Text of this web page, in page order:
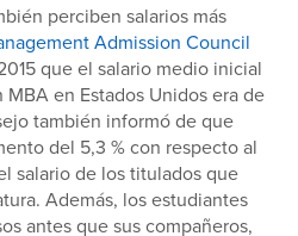
perciben salarios más
Admission Council
que el salario medio inicial
en Estados Unidos era de
también informó de que
del 5,3 % con respecto al
salario de los titulados que
Además, los estudiantes
antes que sus compañeros,